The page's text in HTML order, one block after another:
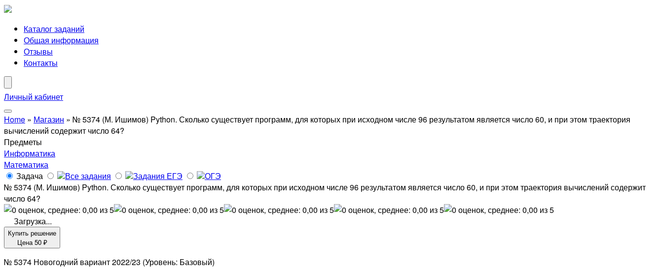
Каталог заданий
Общая информация
Отзывы
Контакты
Личный кабинет
Home » Магазин » № 5374 (М. Ишимов) Python. Сколько существует программ, для которых при исходном числе 96 результатом является число 60, и при этом траектория
вычислений содержит число 64?
Предметы
Информатика
Математика
Задача
Все задания Задания ЕГЭ
ОГЭ
№ 5374 (М. Ишимов) Python. Сколько существует программ, для которых при исходном числе 96 результатом является число 60, и при этом траектория вычислений содержит
число 64?
Загрузка...
Купить решение
Цена50 ₽
№ 5374 Новогодний вариант 2022/23 (Уровень: Базовый)